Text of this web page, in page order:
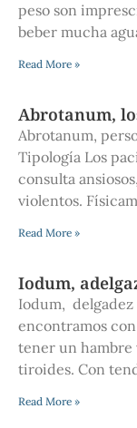
peso son
beber mucha
Read More »
Abrotanum,
Abrotanum,
Tipología Los
consulta
violentos.
Read More »
Iodum,
Iodum, delgadez
encontramos
tener un hambre
tiroides. Con
Read More »